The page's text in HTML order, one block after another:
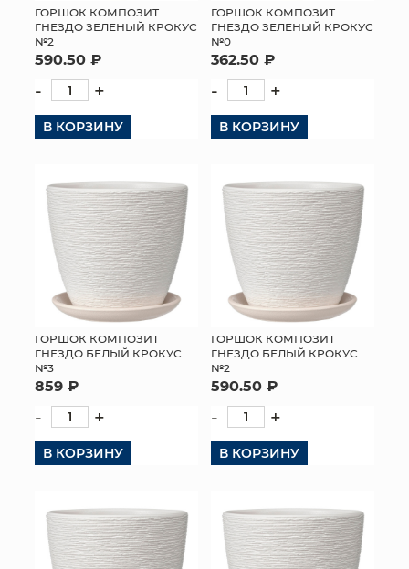
ГОРШОК КОМПОЗИТ
ГНЕЗДО ЗЕЛЕНЫЙ КРОКУС
№2
590.50 ₽
- +
В КОРЗИНУ
ГОРШОК КОМПОЗИТ
ГНЕЗДО ЗЕЛЕНЫЙ КРОКУС
№0
362.50 ₽
- +
В КОРЗИНУ
ГОРШОК КОМПОЗИТ
ГНЕЗДО БЕЛЫЙ КРОКУС
№3
859 ₽
- +
В КОРЗИНУ
ГОРШОК КОМПОЗИТ
ГНЕЗДО БЕЛЫЙ КРОКУС
№2
590.50 ₽
- +
В КОРЗИНУ